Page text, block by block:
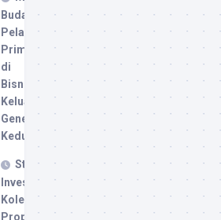
Budaya
Pelayanan
Prima
di
Bisnis
Keluarga
Generasi
Kedua
Strategi
Investasi
Kolektif
Properti